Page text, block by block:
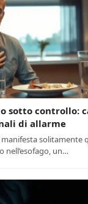
sotto controllo:
di allarme
solitamente
nell’esofago, un…